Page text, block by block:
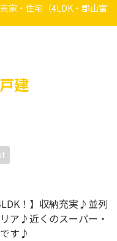
家・住宅（4LDK・郡山富
建
！】収納充実♪並列
ア♪近くのスーパー・
す♪